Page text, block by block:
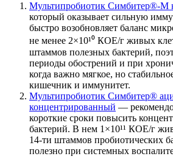
Мультипробиотик Симбитер®‑М
который оказывает сильную
быстро возобновляет баланс
не менее 2×10¹⁰ КОЕ/г живых
штаммов полезных бактерий,
периоды обострений и при
когда важно мягкое, но
кишечник и иммунитет.
Мультипробиотик Симбитер®
концентрированный —
короткие сроки повысить
бактерий. В нем 1×10¹¹ КОЕ/г
14-ти штаммов пробиотических
полезно при системных